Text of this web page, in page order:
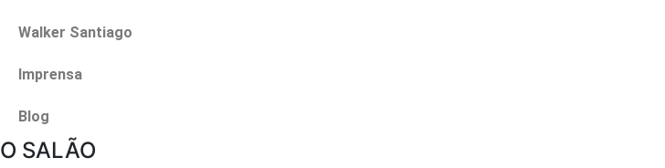
Walker Santiago
Imprensa
Blog
O SALÃO